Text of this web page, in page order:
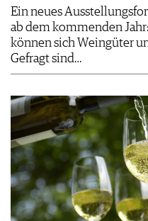
Ein neues
ab dem kommenden
können sich Weingüter
Gefragt sind…